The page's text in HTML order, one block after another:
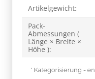
Artikelgewicht:
Pack-
Abmessungen (
Länge × Breite ×
Höhe ):
* Kategorisierung -